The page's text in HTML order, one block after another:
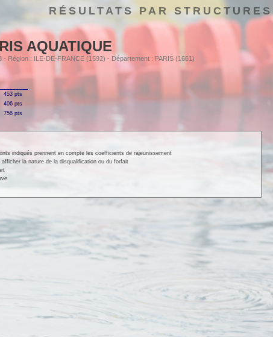
RÉSULTATS PAR STRUCTURES
AQUATIQUE
- Région : ILE-DE-FRANCE (1592) - Département : PARIS (1661)
453 pts
406 pts
756 pts
indiqués prennent en compte les coefficients de rajeunissement
la nature de la disqualification ou du forfait